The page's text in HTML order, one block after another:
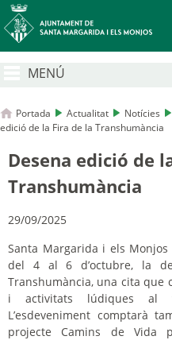
MENÚ
Portada Actualitat Notícies
edició de la Fira de la Transhumància
Desena edició de
Transhumància
29/09/2025
Santa Margarida i els
del 4 al 6 d’octubre, la
Transhumància, una cita
i activitats lúdiques al
L’esdeveniment comptarà
projecte Camins de Vida